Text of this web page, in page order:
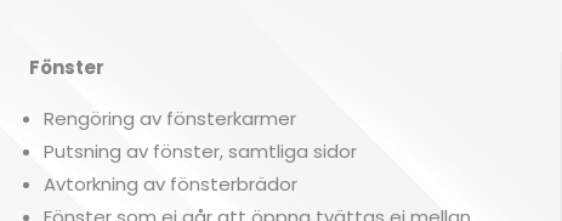
Fönster
Rengöring av fönsterkarmer
Putsning av fönster, samtliga sidor
Avtorkning av fönsterbrädor